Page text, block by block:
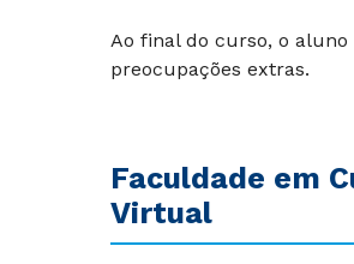
Ao final do curso, o
preocupações extras.
Faculdade em
Virtual